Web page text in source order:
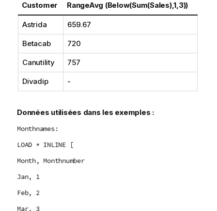
Customer RangeAvg (Below(Sum(Sales),1,3))
Astrida 659.67
Betacab 720
Canutility 757
Divadip -
Données utilisées dans les exemples :
Monthnames:
LOAD * INLINE [
Month, Monthnumber
Jan, 1
Feb, 2
Mar, 3